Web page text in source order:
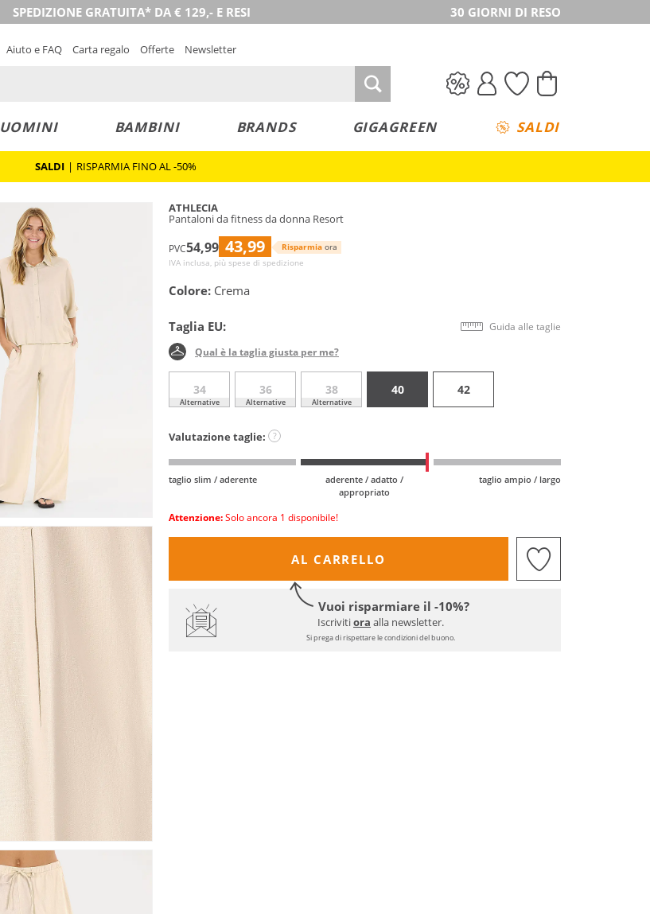
SPEDIZIONE GRATUITA* DA € 129,- E RESI 30 GIORNI DI RESO
Aiuto e FAQ Carta regalo Offerte Newsletter
UOMINI BAMBINI BRANDS GIGAGREEN SALDI
SALDI | RISPARMIA FINO AL -50%
ATHLECIA
Pantaloni da fitness da donna Resort
PVC54,99 43,99 Risparmia ora
IVA inclusa, più spese di spedizione
Colore: Crema
Taglia EU: Guida alle taglie
Qual è la taglia giusta per me?
34
Alternative
36
Alternative
38
Alternative
40 42
Valutazione taglie: ?
taglio slim / aderente
aderente / adatto /
appropriato
taglio ampio / largo
Attenzione: Solo ancora 1 disponibile!
AL CARRELLO
Vuoi risparmiare il -10%?
Iscrivitiora alla newsletter.
Si prega di rispettare le condizioni del buono.